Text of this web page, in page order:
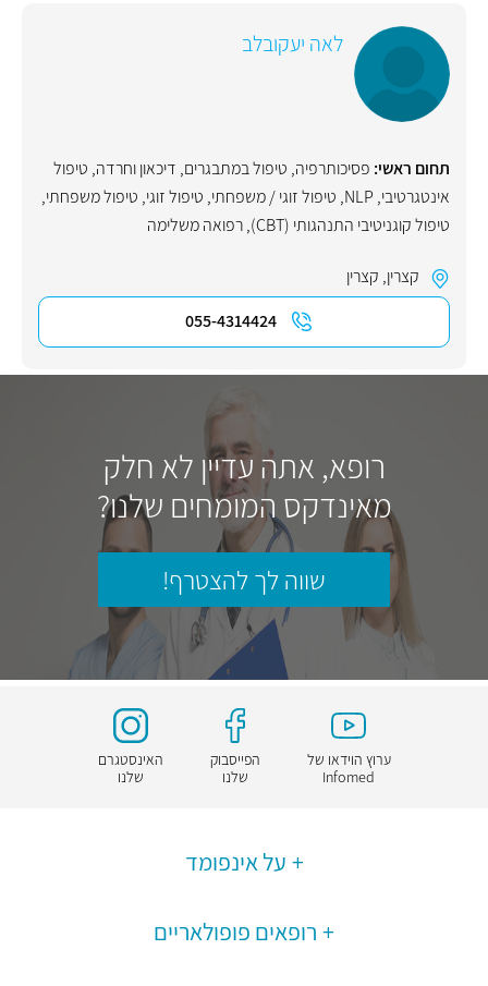
לאה יעקובלב
תחום ראשי: פסיכותרפיה, טיפול במתבגרים, דיכאון וחרדה, טיפול
אינטגרטיבי,
NLP
, טיפול זוגי / משפחתי, טיפול זוגי, טיפול משפחתי,
טיפול קוגניטיבי התנהגותי (CBT)
,רפואה משלימה
קצרין, קצרין
055-4314424
רופא, אתה עדיין לא חלק
מאינדקס המומחים שלנו?
שווה לך להצטרף!
ערוץ הוידאו של
Infomed
הפייסבוק
שלנו
האינסטגרם
שלנו
על אינפומד
רופאים פופולאריים